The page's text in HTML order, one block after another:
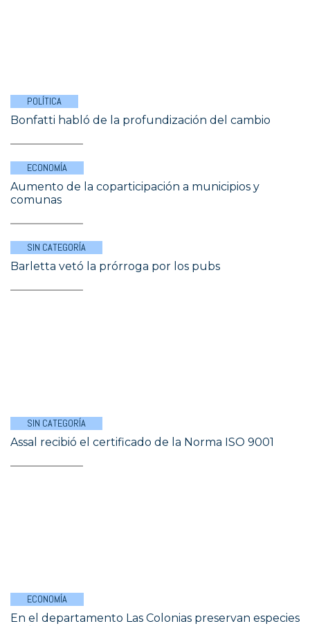
POLÍTICA
Bonfatti habló de la profundización del cambio
ECONOMÍA
Aumento de la coparticipación a municipios y
comunas
SIN CATEGORÍA
Barletta vetó la prórroga por los pubs
SIN CATEGORÍA
Assal recibió el certificado de la Norma ISO 9001
ECONOMÍA
En el departamento Las Colonias preservan especies